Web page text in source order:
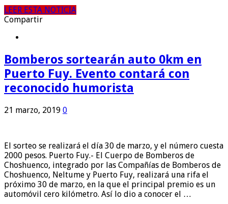
LEER ESTA NOTICIA
Compartir
Bomberos sortearán auto 0km en
Puerto Fuy. Evento contará con
reconocido humorista
21 marzo, 2019 0
El sorteo se realizará el día 30 de marzo, y el número cuesta
2000 pesos. Puerto Fuy.- El Cuerpo de Bomberos de
Choshuenco, integrado por las Compañías de Bomberos de
Choshuenco, Neltume y Puerto Fuy, realizará una rifa el
próximo 30 de marzo, en la que el principal premio es un
automóvil cero kilómetro. Así lo dio a conocer el …